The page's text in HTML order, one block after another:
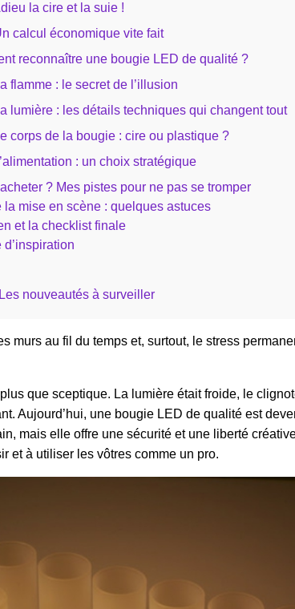
la cire et la suie !
calcul économique vite fait
reconnaître une bougie LED de qualité ?
flamme : le secret de l’illusion
lumière : les détails techniques qui changent tout
corps de la bougie : cire ou plastique ?
: un choix stratégique
? Mes pistes pour ne pas se tromper
la mise en scène : quelques astuces
et la checklist finale
d’inspiration
Les nouveautés à surveiller
au fil du temps et, surtout, le stress
que sceptique. La lumière était froide, le
Aujourd’hui, une bougie LED de qualité est
mais elle offre une sécurité et une liberté
et à utiliser les vôtres comme un pro.